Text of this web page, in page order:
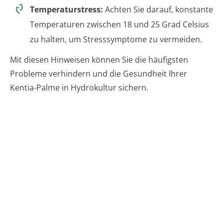
Temperaturstress: Achten Sie darauf, konstante
Temperaturen zwischen 18 und 25 Grad Celsius
zu halten, um Stresssymptome zu vermeiden.
Mit diesen Hinweisen können Sie die häufigsten
Probleme verhindern und die Gesundheit Ihrer
Kentia-Palme in Hydrokultur sichern.